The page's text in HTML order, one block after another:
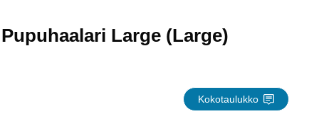
Large (Large)
Kokotaulukko